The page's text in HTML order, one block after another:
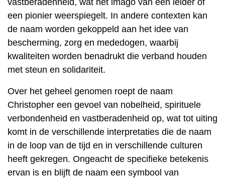
vastberadenheid, wat het imago van een leider of
een pionier weerspiegelt. In andere contexten kan
de naam worden gekoppeld aan het idee van
bescherming, zorg en mededogen, waarbij
kwaliteiten worden benadrukt die verband houden
met steun en solidariteit.
Over het geheel genomen roept de naam
Christopher een gevoel van nobelheid, spirituele
verbondenheid en vastberadenheid op, wat tot uiting
komt in de verschillende interpretaties die de naam
in de loop van de tijd en in verschillende culturen
heeft gekregen. Ongeacht de specifieke betekenis
ervan is en blijft de naam een ​​symbool van